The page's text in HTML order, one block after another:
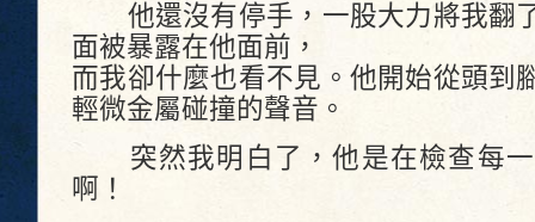
他還沒有停手，一股大力將我翻
面被暴露在他面前，
而我卻什麼也看不見。他開始從頭到
輕微金屬碰撞的聲音。
突然我明白了，他是在檢查每一
啊！